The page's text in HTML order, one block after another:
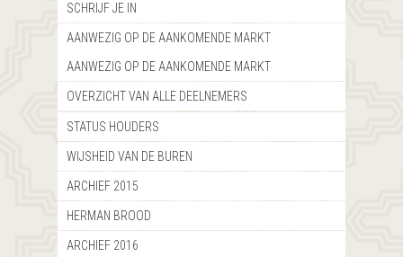
SCHRIJF JE IN
AANWEZIG OP DE AANKOMENDE MARKT
AANWEZIG OP DE AANKOMENDE MARKT
OVERZICHT VAN ALLE DEELNEMERS
STATUS HOUDERS
WIJSHEID VAN DE BUREN
ARCHIEF 2015
HERMAN BROOD
ARCHIEF 2016